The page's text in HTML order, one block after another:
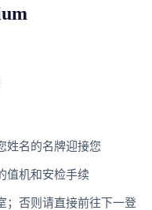
姓名的名牌迎接您
值机和安检手续
；否则请直接前往下一登